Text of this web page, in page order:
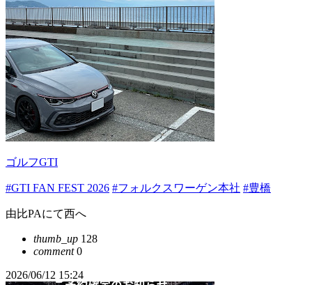
ゴルフGTI
#GTI FAN FEST 2026 #フォルクスワーゲン本社 #豊橋
由比PAにて西へ
thumb_up 128
comment0
2026/06/12 15:24